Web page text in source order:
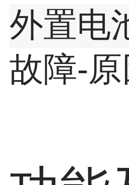
外置电
故障-